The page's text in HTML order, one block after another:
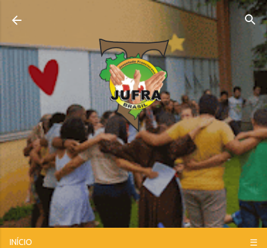
Pular para o conteúdo principal
INÍCIO ☰